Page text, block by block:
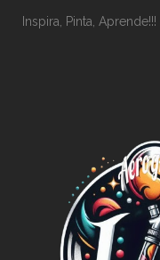
Inspira, Pinta, Aprende!!!